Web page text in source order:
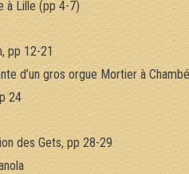
à Lille (pp 4-7)
pp 12-21
d’un gros orgue Mortier à
24
des Gets, pp 28-29